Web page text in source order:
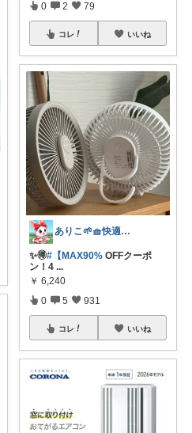
0 2 79
コレ いいね
ありこ🌱🧺快適な暮らし雑貨🌻
✨️🉐#【MAX90% OFFクーポ
ン！4 ...
￥ 6,240
0 5 931
コレ いいね